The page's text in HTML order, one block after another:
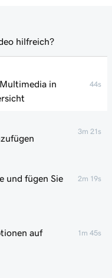
in
44s
3m 21s
und fügen Sie
2m 19s
auf
1m 45s
hilfreich?